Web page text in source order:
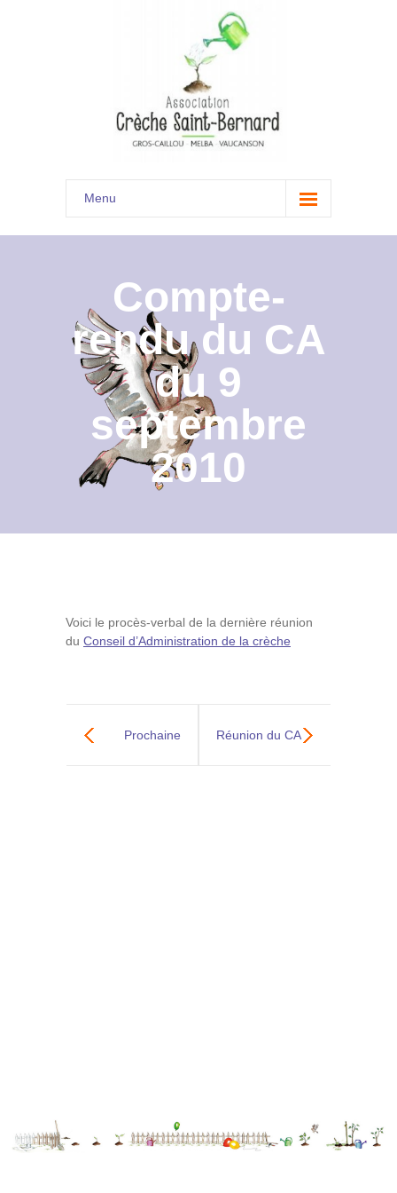
Menu
Accueil
Présentation
Documents
Les menus à venir
Contact
Archives du blog
Compte-
rendu du CA
du 9
septembre
2010
Voici le procès-verbal de la dernière réunion
du Conseil d’Administration de la crèche
Prochaine Réunion du CA